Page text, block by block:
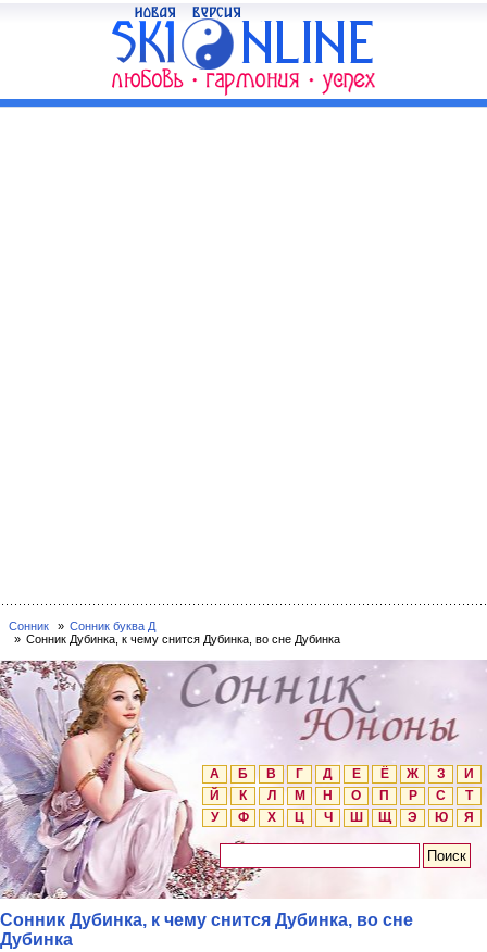
Сонник
Сонник буква Д
Сонник Дубинка, к чему снится Дубинка, во сне Дубинка
А Б В Г Д Е Ё Ж З
И
Й
К Л М Н О П Р С
Т
У
Ф Х Ц Ч Ш Щ Э Ю Я
Сонник Дубинка, к чему снится Дубинка, во сне
Дубинка